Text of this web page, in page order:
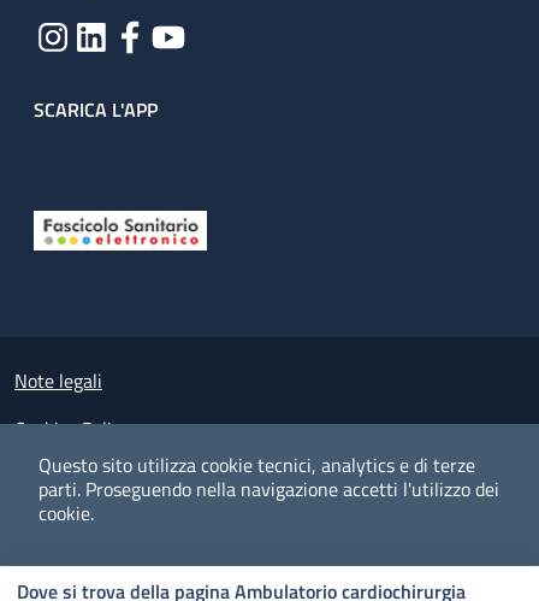
Questo sito utilizza cookie tecnici, analytics e di terze
parti. Proseguendo nella navigazione accetti l'utilizzo dei
cookie.
Dove si trova della pagina Ambulatorio cardiochirurgia
SCARICA L'APP
Small prints
Note legali
Cookies Policy
Policy privacy e protezione del dato personale
Albo pretorio on-line
Dichiarazione di accessibilità